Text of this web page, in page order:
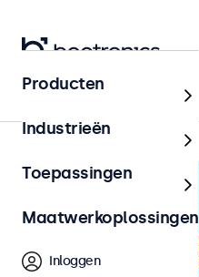
Home
Producten
Industrieën
Toepassingen
Maatwerkoplossingen
Inloggen